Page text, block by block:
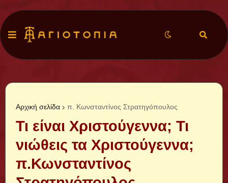
Αρχική σελίδα π. Κωνσταντίνος Στρατηγόπουλος
Τι είναι Χριστούγεννα; Τι
νιώθεις τα Χριστούγεννα;
π.Κωνσταντίνος